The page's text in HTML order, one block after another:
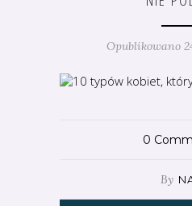
Opublikowano
0
By